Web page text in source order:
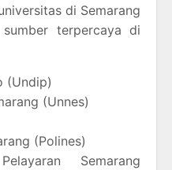
di Semarang
terpercaya di
(Undip)
(Unnes)
(Polines)
Semarang